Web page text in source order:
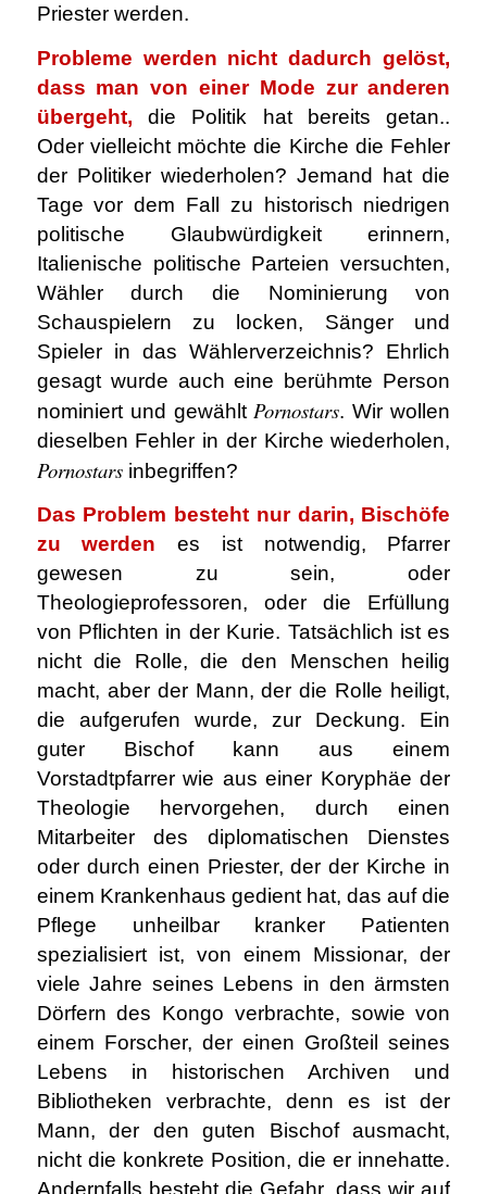
Priester werden.
Probleme werden nicht dadurch gelöst,
dass man von einer Mode zur anderen
übergeht, die Politik hat bereits getan..
Oder vielleicht möchte die Kirche die Fehler
der Politiker wiederholen? Jemand hat die
Tage vor dem Fall zu historisch niedrigen
politische Glaubwürdigkeit erinnern,
Italienische politische Parteien versuchten,
Wähler durch die Nominierung von
Schauspielern zu locken, Sänger und
Spieler in das Wählerverzeichnis? Ehrlich
gesagt wurde auch eine berühmte Person
nominiert und gewählt Pornostars. Wir wollen
dieselben Fehler in der Kirche wiederholen,
Pornostarsinbegriffen?
Das Problem besteht nur darin, Bischöfe
zu werden es ist notwendig, Pfarrer
gewesen zu sein, oder
Theologieprofessoren, oder die Erfüllung
von Pflichten in der Kurie. Tatsächlich ist es
nicht die Rolle, die den Menschen heilig
macht, aber der Mann, der die Rolle heiligt,
die aufgerufen wurde, zur Deckung. Ein
guter Bischof kann aus einem
Vorstadtpfarrer wie aus einer Koryphäe der
Theologie hervorgehen, durch einen
Mitarbeiter des diplomatischen Dienstes
oder durch einen Priester, der der Kirche in
einem Krankenhaus gedient hat, das auf die
Pflege unheilbar kranker Patienten
spezialisiert ist, von einem Missionar, der
viele Jahre seines Lebens in den ärmsten
Dörfern des Kongo verbrachte, sowie von
einem Forscher, der einen Großteil seines
Lebens in historischen Archiven und
Bibliotheken verbrachte, denn es ist der
Mann, der den guten Bischof ausmacht,
nicht die konkrete Position, die er innehatte.
Andernfalls besteht die Gefahr, dass wir auf